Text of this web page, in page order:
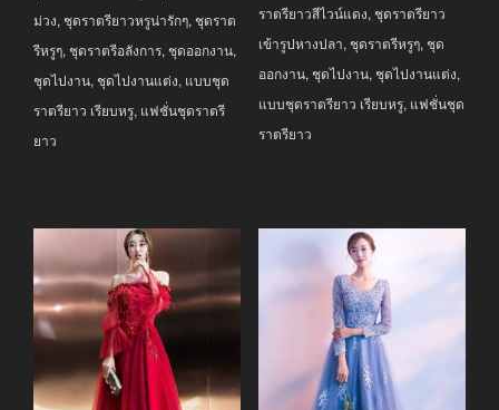
ม่วง, ชุดราตรียาวหรูน่ารักๆ, ชุดราต
รีหรูๆ, ชุดราตรีอลังการ, ชุดออกงาน,
ชุดไปงาน, ชุดไปงานแต่ง, แบบชุด
ราตรียาว เรียบหรู, แฟชั่นชุดราตรี
ยาว
ราตรียาวสีไวน์แดง, ชุดราตรียาว
เข้ารูปหางปลา, ชุดราตรีหรูๆ, ชุด
ออกงาน, ชุดไปงาน, ชุดไปงานแต่ง,
แบบชุดราตรียาว เรียบหรู, แฟชั่นชุด
ราตรียาว